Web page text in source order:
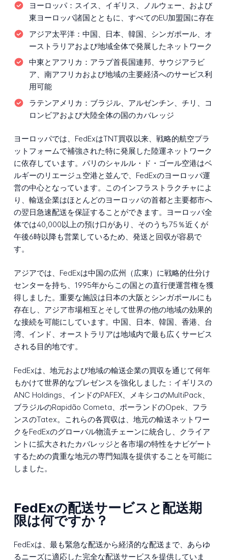
ヨーロッパ： スイス、イギリス、ノルウェー、および
東ヨーロッパ諸国とともに、すべてのEU加盟国に存在
アジア太平洋： 中国、日本、韓国、シンガポール、オ
ーストラリアおよび地域全体で発展したネットワーク
中東とアフリカ： アラブ首長国連邦、サウジアラビ
ア、南アフリカおよび地域の主要経済へのサービス利
用可能
ラテンアメリカ： ブラジル、アルゼンチン、チリ、コ
ロンビアおよび大陸全体の国のカバレッジ
ヨーロッパでは、FedExはTNT買収以来、戦略的航空プラ
ットフォームで補強された特に発展した陸運ネットワーク
に依存しています。パリのシャルル・ド・ゴール空港はベ
ルギーのリエージュ空港と並んで、FedExのヨーロッパ運
営の中心となっています。このインフラストラクチャによ
り、輸送企業はほとんどのヨーロッパの首都と主要都市へ
の翌日急速配送を保証することができます。ヨーロッパ全
体では40,000以上の預け口があり、そのうち75％近くが
午後6時以降も営業しているため、発送と回収が容易で
す。
アジアでは、FedExは中国の広州（広東）に戦略的仕分け
センターを持ち、1995年からこの国との直行便運営権を獲
得しました。重要な施設は日本の大阪とシンガポールにも
存在し、アジア市場相互とそして世界の他の地域の効果的
な接続を可能にしています。中国、日本、韓国、香港、台
湾、インド、オーストラリアは地域内で最も広くサービス
される目的地です。
FedExは、地元および地域の輸送企業の買収を通じて何年
もかけて世界的なプレゼンスを強化しました：イギリスの
ANC Holdings、インドのPAFEX、メキシコのMultiPack、
ブラジルのRapidão Cometa、ポーランドのOpek、フラ
ンスのTatex。これらの各買収は、地元の輸送ネットワー
クをFedExのグローバル物流チェーンに統合し、クライア
ントに拡大されたカバレッジと各市場の特性をナビゲート
するための貴重な地元の専門知識を提供することを可能に
しました。
FedExの配送サービスと配送期
限は何ですか？
FedExは、最も緊急な配送から経済的な配送まで、あらゆ
るニーズに適応した完全な配送サービスを提供していま